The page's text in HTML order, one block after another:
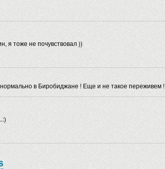
я тоже не почувствовал ))
в Биробиджане ! Еще и не такое переживем !